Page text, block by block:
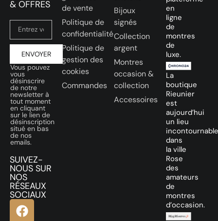
& OFFRES
ENVOYER
Vous pouvez
vous
désinscrire
de notre
newsletter à
tout moment
en cliquant
sur le lien de
désinscription
situé en bas
de nos
emails.
SUIVEZ-
NOUS SUR
NOS
RÉSEAUX
SOCIAUX
de vente
Politique de
confidentialité
Politique de
gestion des
cookies
Commandes
Bijoux
signés
Collection
argent
Montres
occasion &
collection
Accessoires
en
ligne
de
montres
de
luxe.
La
boutique
Rieunier
est
aujourd’hui
un lieu
incontournable
dans
la ville
Rose
des
amateurs
de
montres
d’occasion.